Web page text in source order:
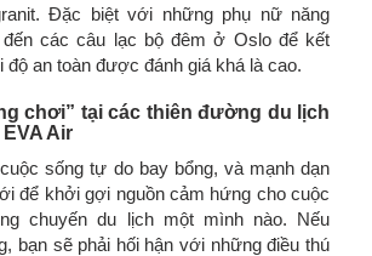
Đặc biệt với những phụ nữ năng
các câu lạc bộ đêm ở Oslo để kết
độ an toàn được đánh giá khá là cao.
chơi” tại các thiên đường du lịch
Air
sống tự do bay bổng, và mạnh dạn
để khởi gợi nguồn cảm hứng cho cuộc
chuyến du lịch một mình nào. Nếu
bạn sẽ phải hối hận với những điều thú